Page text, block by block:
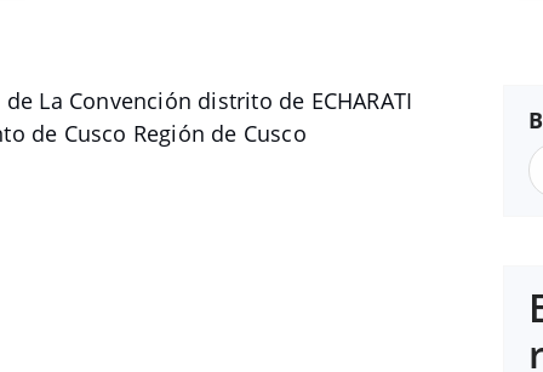
La Convención distrito de ECHARATI
de Cusco Región de Cusco